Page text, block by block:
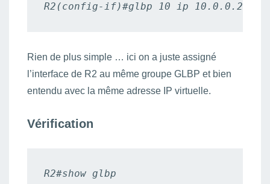
R2(config-if)#glbp 10 ip 10.0.0.254
Rien de plus simple … ici on a juste assigné
l’interface de R2 au même groupe GLBP et bien
entendu avec la même adresse IP virtuelle.
Vérification
R2#show glbp